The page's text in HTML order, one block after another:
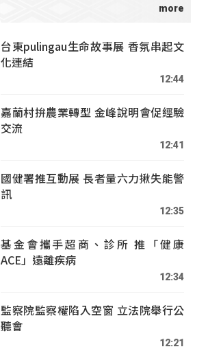
台東pulingau生命故事展 香氛串起文
化連結
12:44
嘉蘭村拚農業轉型 金峰說明會促經驗
交流
12:41
國健署推互動展 長者量六力揪失能警
訊
12:35
基金會攜手超商、診所 推「健康
ACE」遠離疾病
12:34
監察院監察權陷入空窗 立法院舉行公
聽會
12:21